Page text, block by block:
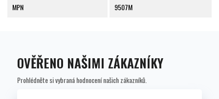
MPN 9507M
OVĚŘENO NAŠIMI ZÁKAZNÍKY
Prohlédněte si vybraná hodnocení našich zákazníků.